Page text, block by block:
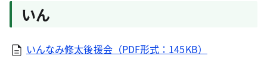
いん
いんなみ修太後援会（PDF形式：145KB）